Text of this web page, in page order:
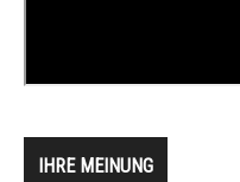
IHRE MEINUNG